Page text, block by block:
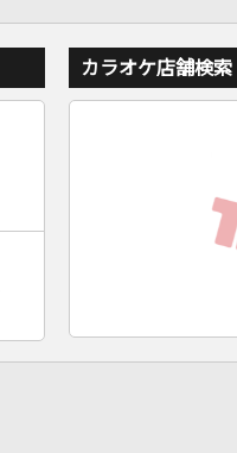
カラオケ店舗検索